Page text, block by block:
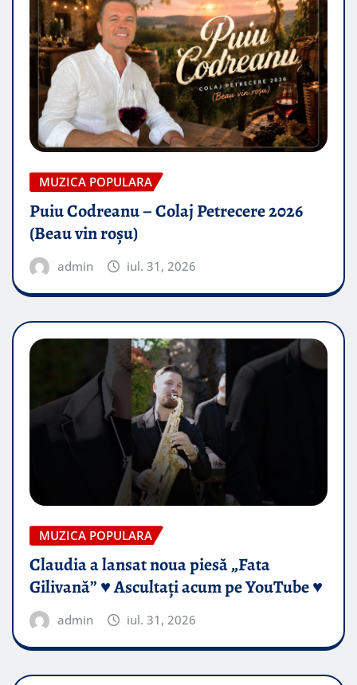
MUZICA POPULARA
Puiu Codreanu – Colaj Petrecere 2026
(Beau vin roșu)
admin iul. 31, 2026
MUZICA POPULARA
Claudia a lansat noua piesă „Fata
Gilivană” ♥️ Ascultați acum pe YouTube ♥️
admin iul. 31, 2026